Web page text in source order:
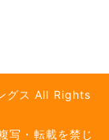
グス All Rights
写・転載を禁じ